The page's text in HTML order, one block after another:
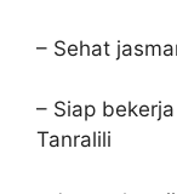
– Sehat
– Siap
Tanralili